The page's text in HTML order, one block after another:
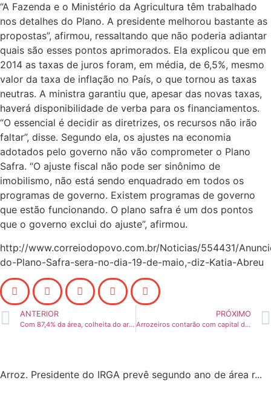
“A Fazenda e o Ministério da Agricultura têm trabalhado
nos detalhes do Plano. A presidente melhorou bastante as
propostas”, afirmou, ressaltando que não poderia adiantar
quais são esses pontos aprimorados. Ela explicou que em
2014 as taxas de juros foram, em média, de 6,5%, mesmo
valor da taxa de inflação no País, o que tornou as taxas
neutras. A ministra garantiu que, apesar das novas taxas,
haverá disponibilidade de verba para os financiamentos.
“O essencial é decidir as diretrizes, os recursos não irão
faltar”, disse. Segundo ela, os ajustes na economia
adotados pelo governo não vão comprometer o Plano
Safra. “O ajuste fiscal não pode ser sinônimo de
imobilismo, não está sendo enquadrado em todos os
programas de governo. Existem programas de governo
que estão funcionando. O plano safra é um dos pontos
que o governo exclui do ajuste”, afirmou.
http://www.correiodopovo.com.br/Noticias/554431/
do-Plano-Safra-sera-no-dia-19-de-maio,-diz-Katia-Abreu
ANTERIOR
Com 87,4% da área, colheita do arroz no Estado se aproxima do final
PRÓXIMO
Arrozeiros contarão com capital de giro para colheita
Arroz. Presidente do IRGA prevê segundo ano de área r...